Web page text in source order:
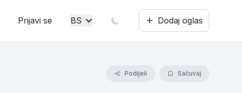
Prijavi se BS Dodaj oglas
Podijeli Sačuvaj